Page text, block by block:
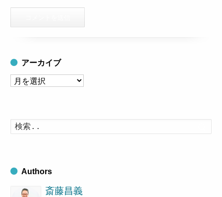
アーカイブ
ア
イ
ブ
索
Authors
斎藤昌義